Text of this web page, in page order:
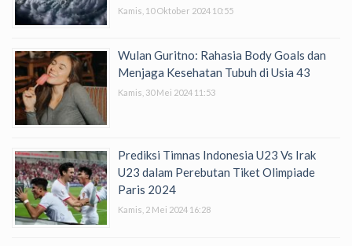
Kamis, 10 Oktober 2024 10:55
Wulan Guritno: Rahasia Body Goals dan
Menjaga Kesehatan Tubuh di Usia 43
Kamis, 30 Mei 2024 11:53
Prediksi Timnas Indonesia U23 Vs Irak
U23 dalam Perebutan Tiket Olimpiade
Paris 2024
Kamis, 2 Mei 2024 16:28